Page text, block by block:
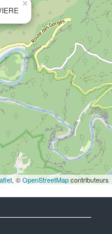
×
, ©OpenStreetMapcontributeurs